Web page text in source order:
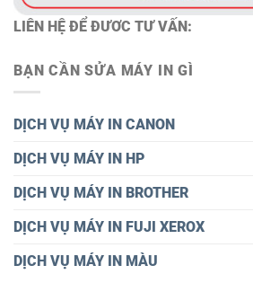
LIÊN HỆ ĐỂ ĐƯƠC TƯ VẤN:
BẠN CẦN SỬA MÁY IN GÌ
DỊCH VỤ MÁY IN CANON
DỊCH VỤ MÁY IN HP
DỊCH VỤ MÁY IN BROTHER
DỊCH VỤ MÁY IN FUJI XEROX
DỊCH VỤ MÁY IN MÀU